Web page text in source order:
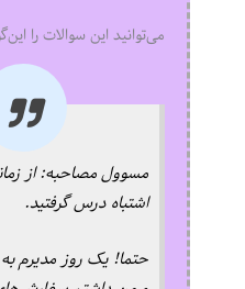
می‌توانید این سوالات را
مسوول مصاحبه: از
اشتباه درس گرفتید.
حتما! یک روز مدیرم